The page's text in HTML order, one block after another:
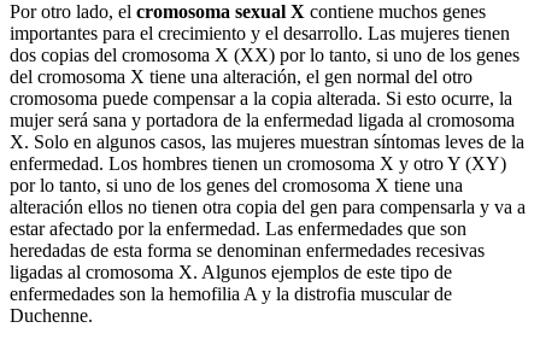
Por otro lado, el cromosoma sexual X contiene muchos genes
importantes para el crecimiento y el desarrollo. Las mujeres tienen
dos copias del cromosoma X (XX) por lo tanto, si uno de los genes
del cromosoma X tiene una alteración, el gen normal del otro
cromosoma puede compensar a la copia alterada. Si esto ocurre, la
mujer será sana y portadora de la enfermedad ligada al cromosoma
X. Solo en algunos casos, las mujeres muestran síntomas leves de la
enfermedad. Los hombres tienen un cromosoma X y otro Y (XY)
por lo tanto, si uno de los genes del cromosoma X tiene una
alteración ellos no tienen otra copia del gen para compensarla y va a
estar afectado por la enfermedad. Las enfermedades que son
heredadas de esta forma se denominan enfermedades recesivas
ligadas al cromosoma X. Algunos ejemplos de este tipo de
enfermedades son la hemofilia A y la distrofia muscular de
Duchenne.